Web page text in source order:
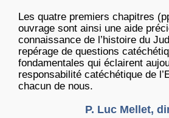
Les quatre premiers chapitres
ouvrage sont ainsi une aide
connaissance de l’histoire du
repérage de questions
fondamentales qui éclairent
responsabilité catéchétique de
chacun de nous.
P. Luc Mellet,